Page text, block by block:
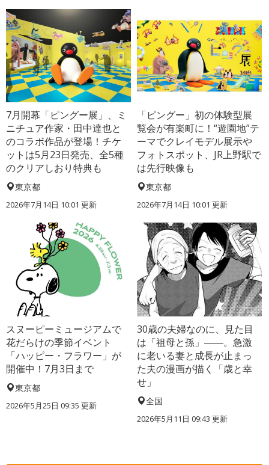
7月開幕「ピングー展」、ミ
ニチュア作家・田中達也と
のコラボ作品が登場！チケ
ットは5月23日発売、全5種
のクリアしおり特典も
東京都
2026年7月14日 10:01 更新
「ピングー」初の体験型展
覧会が有楽町に！“遊園地”テ
ーマでクレイモデル展示や
フォトスポット、JR上野駅で
は先行映像も
東京都
2026年7月14日 10:01 更新
スヌーピーミュージアムで
花だらけの季節イベント
「ハッピー・フラワー」が
開催中！7月3日まで
東京都
2026年5月25日 09:35 更新
30歳の夫婦なのに、見た目
は「祖母と孫」――。急激
に老いる妻と成長が止まっ
た夫の漫画が描く「歳と幸
せ」
全国
2026年5月11日 09:43 更新